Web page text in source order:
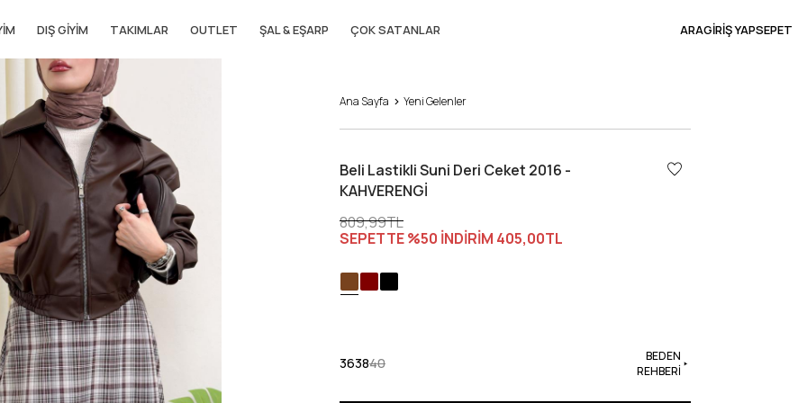
DIŞ GIYIM TAKIMLAR OUTLET ŞAL & EŞARP ÇOK SATANLAR ARAGİRİŞ YAPSEPET
Ana Sayfa Yeni Gelenler
Beli Lastikli Suni Deri Ceket 2016 -
KAHVERENGİ
809,99TL
SEPETTE %50 İNDİRİM 405,00TL
363840
BEDEN
REHBERİ